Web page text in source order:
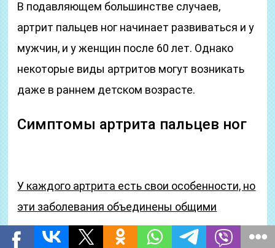
В подавляющем большинстве случаев,
артрит пальцев ног начинает развиваться и у
мужчин, и у женщин после 60 лет. Однако
некоторые виды артритов могут возникать
даже в раннем детском возрасте.
Симптомы артрита пальцев ног
У каждого артрита есть свои особенности, но
эти заболевания объединены общими
симптомами: